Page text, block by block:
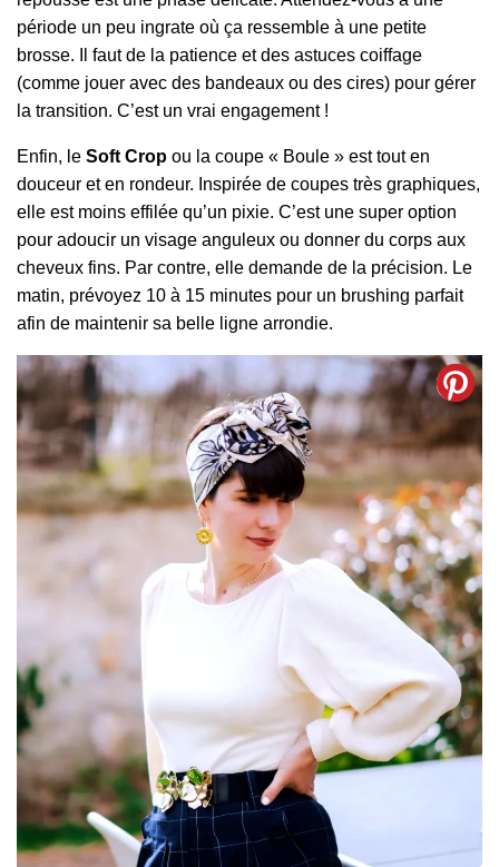
période un peu ingrate où ça ressemble à une petite
brosse. Il faut de la patience et des astuces coiffage
(comme jouer avec des bandeaux ou des cires) pour gérer
la transition. C’est un vrai engagement !
Enfin, le Soft Crop ou la coupe « Boule » est tout en
douceur et en rondeur. Inspirée de coupes très graphiques,
elle est moins effilée qu’un pixie. C’est une super option
pour adoucir un visage anguleux ou donner du corps aux
cheveux fins. Par contre, elle demande de la précision. Le
matin, prévoyez 10 à 15 minutes pour un brushing parfait
afin de maintenir sa belle ligne arrondie.